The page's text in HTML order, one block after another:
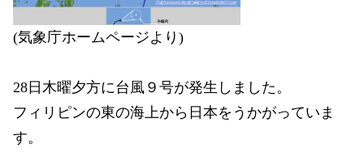
(気象庁ホームページより)
28日木曜夕方に台風９号が発生しました。
フィリピンの東の海上から日本をうかがっていま
す。